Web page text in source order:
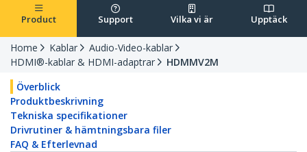
Product Support Vilka vi är Upptäck
Home Kablar
Audio-Video-kablar
HDMI®-kablar & HDMI-adaptrar
HDMMV2M
Överblick
Produktbeskrivning
Tekniska specifikationer
Drivrutiner & hämtningsbara filer
FAQ & Efterlevnad